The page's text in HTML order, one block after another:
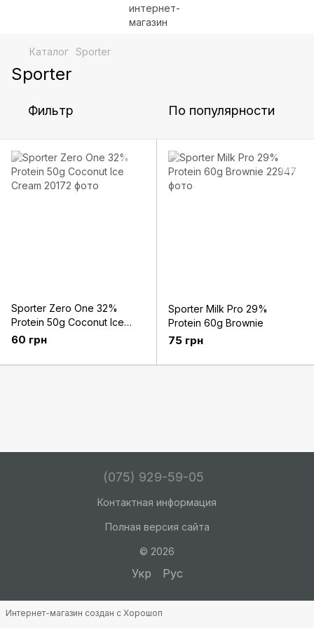
Каталог Sporter
Sporter
Фильтр По популярности
Sporter Zero One 32%
Protein 50g Coconut Ice
Cream
60 грн
Sporter Milk Pro 29%
Protein 60g Brownie
75 грн
(075) 929-59-05
Контактная информация
Полная версия сайта
© 2026
Укр Рус
Интернет-магазин создан с Хорошоп